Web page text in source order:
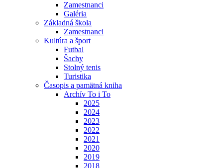
Zamestnanci
Galéria
Základná škola
Zamestnanci
Kultúra a šport
Futbal
Šachy
Stolný tenis
Turistika
Časopis a pamätná kniha
Archív To i To
2025
2024
2023
2022
2021
2020
2019
2018